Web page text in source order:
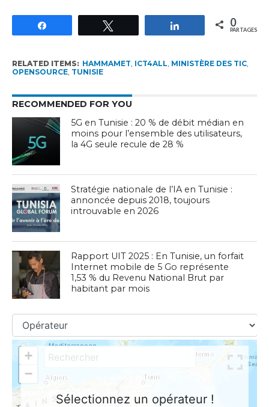
Partagez 0
PARTAGES
RELATED ITEMS: HAMMAMET, ICT4ALL, MINISTÈRE DES TIC,
OPENSOURCE, TUNISIE
RECOMMENDED FOR YOU
5G en Tunisie : 20 % de débit médian en
moins pour l’ensemble des utilisateurs,
la 4G seule recule de 28 %
Stratégie nationale de l’IA en Tunisie :
annoncée depuis 2018, toujours
introuvable en 2026
Rapport UIT 2025 : En Tunisie, un forfait
Internet mobile de 5 Go représente
1,53 % du Revenu National Brut par
habitant par mois